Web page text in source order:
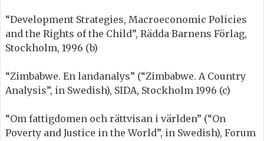
“Development Strategies, Macroeconomic Policies
and the Rights of the Child”, Rädda Barnens Förlag,
Stockholm, 1996 (b)
“Zimbabwe. En landanalys” (“Zimbabwe. A Country
Analysis”, in Swedish), SIDA, Stockholm 1996 (c)
“Om fattigdomen och rättvisan i världen” (“On
Poverty and Justice in the World”, in Swedish), Forum